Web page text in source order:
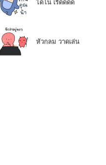
ไดโน เริ่ดดดด
หัวกลม วาดเล่น